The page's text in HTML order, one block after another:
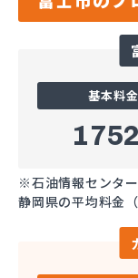
基本料金
1752
※石油情報センタ
静岡県の平均料金（